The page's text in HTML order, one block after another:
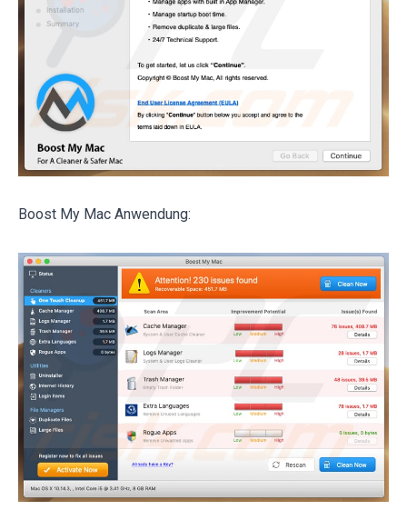
Boost My Mac Anwendung: